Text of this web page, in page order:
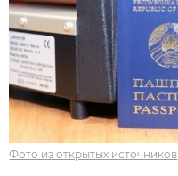
Фото из открытых источников